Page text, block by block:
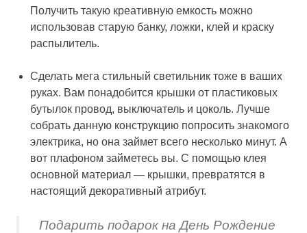
Получить такую креативную емкость можно
использовав старую банку, ложки, клей и краску
распылитель.
Сделать мега стильный светильник тоже в ваших
руках. Вам понадобится крышки от пластиковых
бутылок провод, выключатель и цоколь. Лучше
собрать данную конструкцию попросить знакомого
электрика, но она займет всего несколько минут. А
вот плафоном займетесь вы. С помощью клея
основной материал — крышки, превратятся в
настоящий декоративный атрибут.
Подарить подарок на День Рождение